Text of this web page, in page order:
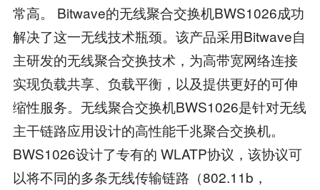
常高。 Bitwave的无线聚合交换机BWS1026成功
解决了这一无线技术瓶颈。该产品采用Bitwave自
主研发的无线聚合交换技术，为高带宽网络连接
实现负载共享、负载平衡，以及提供更好的可伸
缩性服务。无线聚合交换机BWS1026是针对无线
主干链路应用设计的高性能千兆聚合交换机。
BWS1026设计了专有的 WLATP协议，该协议可
以将不同的多条无线传输链路（802.11b，